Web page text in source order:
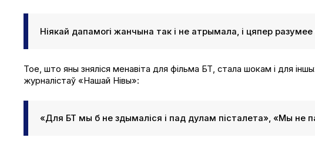
Ніякай дапамогі жанчына так і не атрымала, і цяпер
Тое, што яны зняліся менавіта для фільма БТ, стала шокам і для
журналістаў «Нашай Нівы»:
«Для БТ мы б не здымаліся і пад дулам пісталета», «Мы не